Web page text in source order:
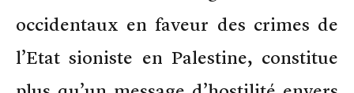
occidentaux en faveur des crimes de
l’Etat sioniste en Palestine, constitue